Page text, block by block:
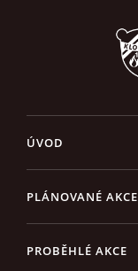
ÚVOD
PLÁNOVANÉ AKCE
PROBĚHLÉ AKCE